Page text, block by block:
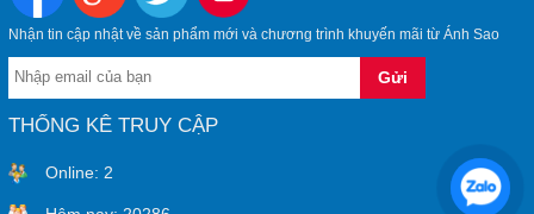
Nhận tin cập nhật về sản phẩm mới và chương trình khuyến mãi từ Ánh Sao
THỐNG KÊ TRUY CẬP
Online: 2